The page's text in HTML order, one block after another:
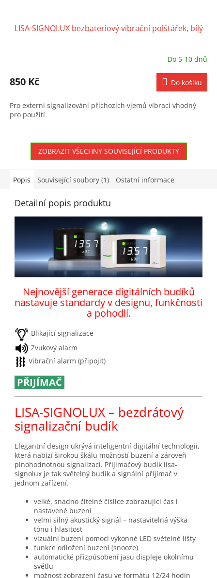
LISA-SIGNOLUX bezbateriový vibrační polštářek, bílý
Do 5-10 dnů
850 Kč Do košíku
Pro externí signalizování příchozích vjemů vibrací vhodný
pro použití
ZOBRAZIT VŠECHNY SOUVISEJÍCÍ PRODUKTY
Popis Související soubory (1) Ostatní informace
Detailní popis produktu
Nejnovější generace digitálních budíků
nastavuje standardy v designu, funkčnosti
a pohodlí.
Blikající signalizace
Zvukový alarm
Vibrační alarm (připojit)
PŘIJÍMAČ
LISA-SIGNOLUX – bezdrátový
signalizační budík
Elegantní design ukrývá inteligentní digitální technologii,
která nabízí širokou škálu možností buzení a zároveň
plnohodnotnou signalizaci. Přijímačový budík lisa-
signolux je tak světelný budík a signální přijímač v
jednom zařízení.
velké, snadno čitelné číslice zobrazující čas i
nastavené buzení
velmi silný akustický signál – nastavitelná výška
tónu i hlasitost
vizuální buzení pomocí výkonné LED světelné lišty
funkce odložení buzení (snooze)
automatické přizpůsobení jasu displeje okolnímu
světlu
možnost zobrazení času ve formátu 12/24 hodin